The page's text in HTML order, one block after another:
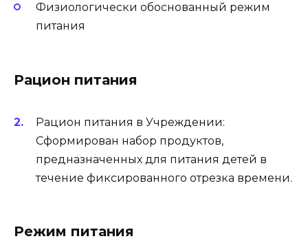
Физиологически обоснованный режим
питания
Рацион питания
Рацион питания в Учреждении:
Сформирован набор продуктов,
предназначенных для питания детей в
течение фиксированного отрезка времени.
Режим питания